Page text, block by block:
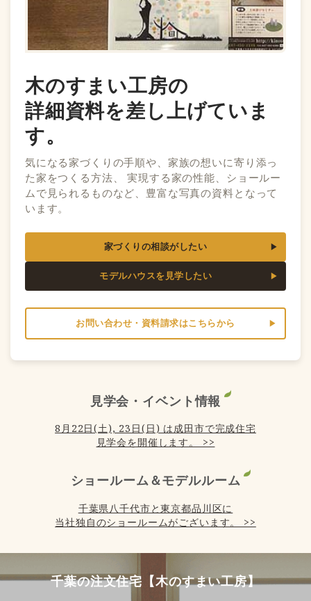
木のすまい工房の
詳細資料を差し上げていま
す。
気になる家づくりの手順や、家族の想いに寄り添っ
た家をつくる方法、 実現する家の性能、ショールー
ムで見られるものなど、豊富な写真の資料となって
います。
家づくりの相談がしたい
モデルハウスを見学したい
お問い合わせ・資料請求はこちらから
見学会・イベント情報
8月22日(土), 23日(日) は成田市で完成住宅
見学会を開催します。 >>
ショールーム＆モデルルーム
千葉県八千代市と東京都品川区に
当社独自のショールームがございます。 >>
千葉の注文住宅【木のすまい工房】